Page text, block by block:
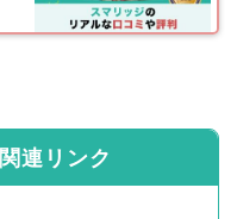
連リンク